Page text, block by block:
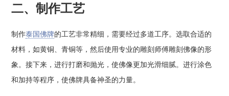
二、制作工艺
制作泰国佛牌的工艺非常精细，需要经过多道工序。选取合适的
材料，如黄铜、青铜等，然后使用专业的雕刻师傅雕刻佛像的形
象。接下来，进行打磨和抛光，使佛像更加光滑细腻。进行涂色
和加持等程序，使佛牌具备神圣的力量。